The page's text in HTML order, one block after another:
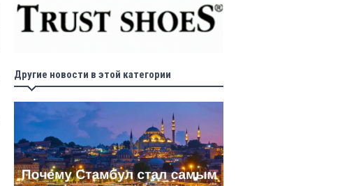
Другие новости в этой категории